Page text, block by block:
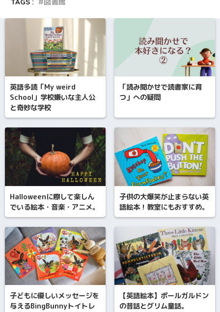
英語多読「My weird
School」学校嫌いな主人公
と奇妙な学校
「読み聞かせで読書家に育
つ」への疑問
Halloweenに際して楽しん
でいる絵本・音楽・アニメ。
子供の大爆笑が止まらない英
語絵本！教室にもおすすめ。
子どもに優しいメッセージを
与えるBingBunnyトイトレ
【英語絵本】ポールガルドン
の昔話とグリム童話。